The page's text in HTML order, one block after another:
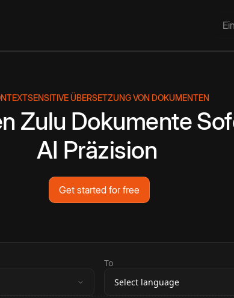
ÜBERSETZUNG VON DOKUMENTEN
Zulu Dokumente
AI Präzision
Get started for free
To
Select language